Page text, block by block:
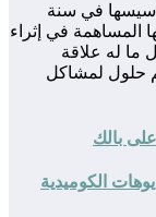
في سنة
المساهمة في إثراء
ما له علاقة
حلول لمشاكل
بالك
الكوميدية